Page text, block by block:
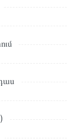
Սառնարան
և
պատվեր
է և